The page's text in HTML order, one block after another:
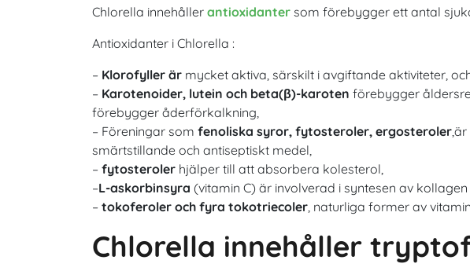
Chlorella innehåller antioxidanter som förebygger ett antal
Antioxidanter i Chlorella :
– Klorofyller är mycket aktiva, särskilt i avgiftande aktiviteter,
– Karotenoider, lutein och beta(β)-karoten förebygger
förebygger åderförkalkning,
– Föreningar som fenoliska syror, fytosteroler, ergosteroler
smärtstillande och antiseptiskt medel,
– fytosteroler hjälper till att absorbera kolesterol,
–L-askorbinsyra (vitamin C) är involverad i syntesen av
– tokoferoler och fyra tokotriecoler, naturliga former av
Chlorella innehåller